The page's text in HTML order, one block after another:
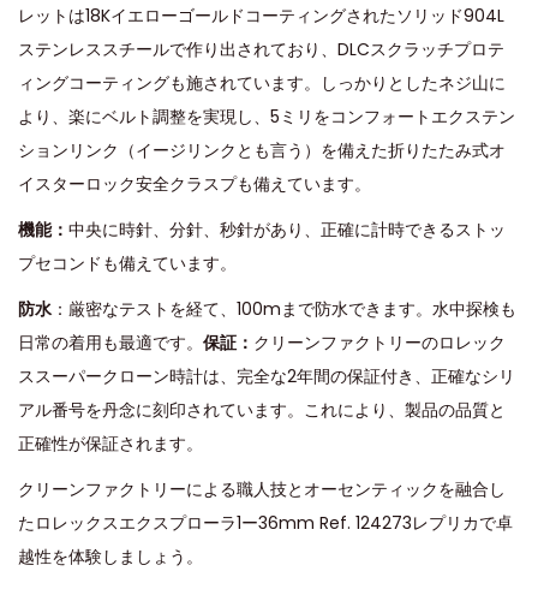
レットは18Kイエローゴールドコーティングされたソリッド904L
ステンレススチールで作り出されており、DLCスクラッチプロテ
ィングコーティングも施されています。しっかりとしたネジ山に
より、楽にベルト調整を実現し、5ミリをコンフォートエクステン
ションリンク（イージリンクとも言う）を備えた折りたたみ式オ
イスターロック安全クラスプも備えています。
機能： 中央に時針、分針、秒針があり、正確に計時できるストッ
プセコンドも備えています。
防水：厳密なテストを経て、100mまで防水できます。水中探検も
日常の着用も最適です。 保証： クリーンファクトリーのロレック
ススーパークローン時計は、完全な2年間の保証付き、正確なシリ
アル番号を丹念に刻印されています。これにより、製品の品質と
正確性が保証されます。
クリーンファクトリーによる職人技とオーセンティックを融合し
たロレックスエクスプローラ1ー36mm Ref. 124273レプリカで卓
越性を体験しましょう。